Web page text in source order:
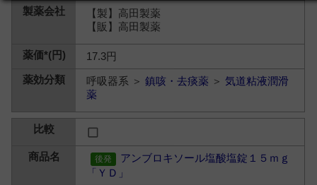
【製】高田製薬
【販】高田製薬
17.3円
呼吸器系 ＞鎮咳・去痰薬 ＞気道粘液潤滑
薬
アンブロキソール塩酸塩錠１５ｍｇ
「ＹＤ」